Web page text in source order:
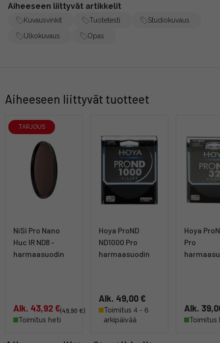
Aiheeseen liittyvät artikkelit
Kuvausvinkit Tuotetesti
Studiokuvaus
Ulkokuvaus
Opas
Aiheeseen liittyvät tuotteet
TARJOUS
NiSi Pro Nano
Huc IR ND8 -
harmaasuodin
Alk. 43,92 €(49,90 €)
Toimitus heti
Hoya ProND
ND1000 Pro
harmaasuodin
Alk. 49,00 €
Toimitus 4 - 6
arkipäivää
Hoya
Pro
Alk.
Toimitus